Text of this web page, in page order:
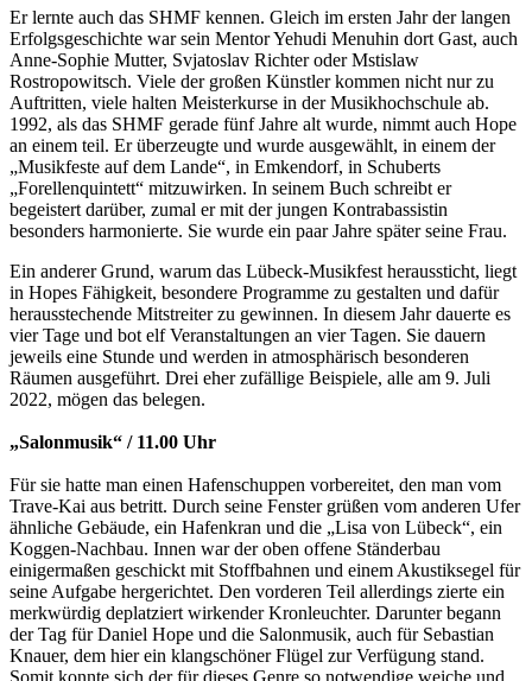
Er lernte auch das SHMF kennen. Gleich im ersten Jahr der langen
Erfolgsgeschichte war sein Mentor Yehudi Menuhin dort Gast, auch
Anne-Sophie Mutter, Svjatoslav Richter oder Mstislaw
Rostropowitsch. Viele der großen Künstler kommen nicht nur zu
Auftritten, viele halten Meisterkurse in der Musikhochschule ab.
1992, als das SHMF gerade fünf Jahre alt wurde, nimmt auch Hope
an einem teil. Er überzeugte und wurde ausgewählt, in einem der
„Musikfeste auf dem Lande“, in Emkendorf, in Schuberts
„Forellenquintett“ mitzuwirken. In seinem Buch schreibt er
begeistert darüber, zumal er mit der jungen Kontrabassistin
besonders harmonierte. Sie wurde ein paar Jahre später seine Frau.
Ein anderer Grund, warum das Lübeck-Musikfest heraussticht, liegt
in Hopes Fähigkeit, besondere Programme zu gestalten und dafür
herausstechende Mitstreiter zu gewinnen. In diesem Jahr dauerte es
vier Tage und bot elf Veranstaltungen an vier Tagen. Sie dauern
jeweils eine Stunde und werden in atmosphärisch besonderen
Räumen ausgeführt. Drei eher zufällige Beispiele, alle am 9. Juli
2022, mögen das belegen.
„Salonmusik“ / 11.00 Uhr
Für sie hatte man einen Hafenschuppen vorbereitet, den man vom
Trave-Kai aus betritt. Durch seine Fenster grüßen vom anderen Ufer
ähnliche Gebäude, ein Hafenkran und die „Lisa von Lübeck“, ein
Koggen-Nachbau. Innen war der oben offene Ständerbau
einigermaßen geschickt mit Stoffbahnen und einem Akustiksegel für
seine Aufgabe hergerichtet. Den vorderen Teil allerdings zierte ein
merkwürdig deplatziert wirkender Kronleuchter. Darunter begann
der Tag für Daniel Hope und die Salonmusik, auch für Sebastian
Knauer, dem hier ein klangschöner Flügel zur Verfügung stand.
Somit konnte sich der für dieses Genre so notwendige weiche und